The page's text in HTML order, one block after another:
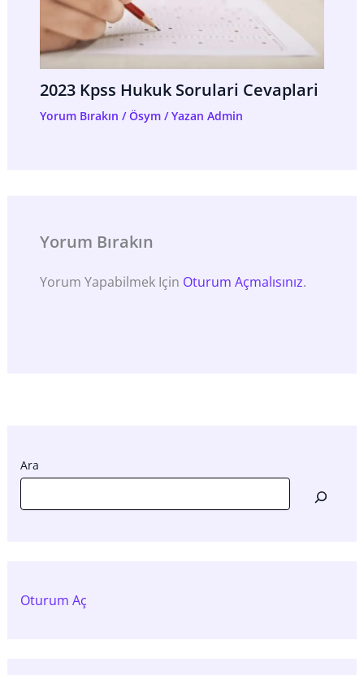
2023 Kpss Hukuk Sorulari Cevaplari
Yorum Bırakın /Ösym/ Yazan Admin
Yorum Bırakın
Yorum Yapabilmek Için Oturum Açmalısınız.
Ara
Oturum Aç